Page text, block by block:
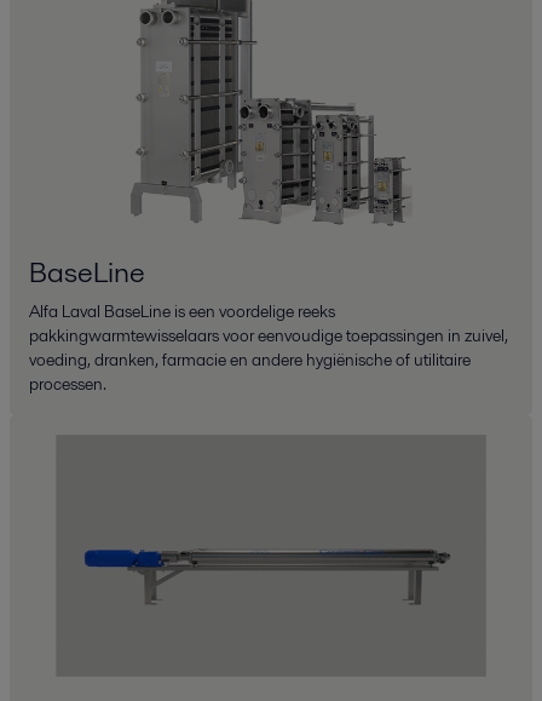
BaseLine
Alfa Laval BaseLine is een voordelige reeks
pakkingwarmtewisselaars voor eenvoudige toepassingen in zuivel,
voeding, dranken, farmacie en andere hygiënische of utilitaire
processen.